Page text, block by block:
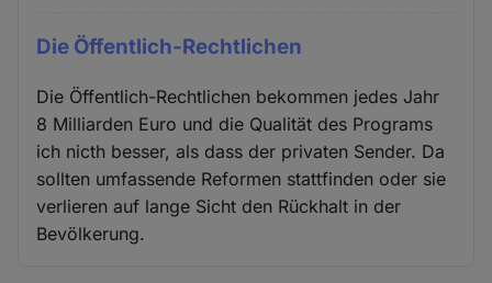
Die Öffentlich-Rechtlichen
Die Öffentlich-Rechtlichen bekommen jedes Jahr
8 Milliarden Euro und die Qualität des Programs
ich nicth besser, als dass der privaten Sender. Da
sollten umfassende Reformen stattfinden oder sie
verlieren auf lange Sicht den Rückhalt in der
Bevölkerung.